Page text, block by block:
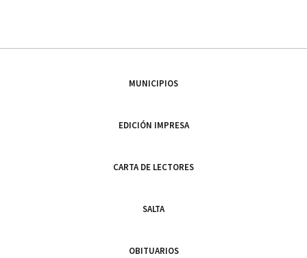
MUNICIPIOS
EDICIÓN IMPRESA
CARTA DE LECTORES
SALTA
OBITUARIOS